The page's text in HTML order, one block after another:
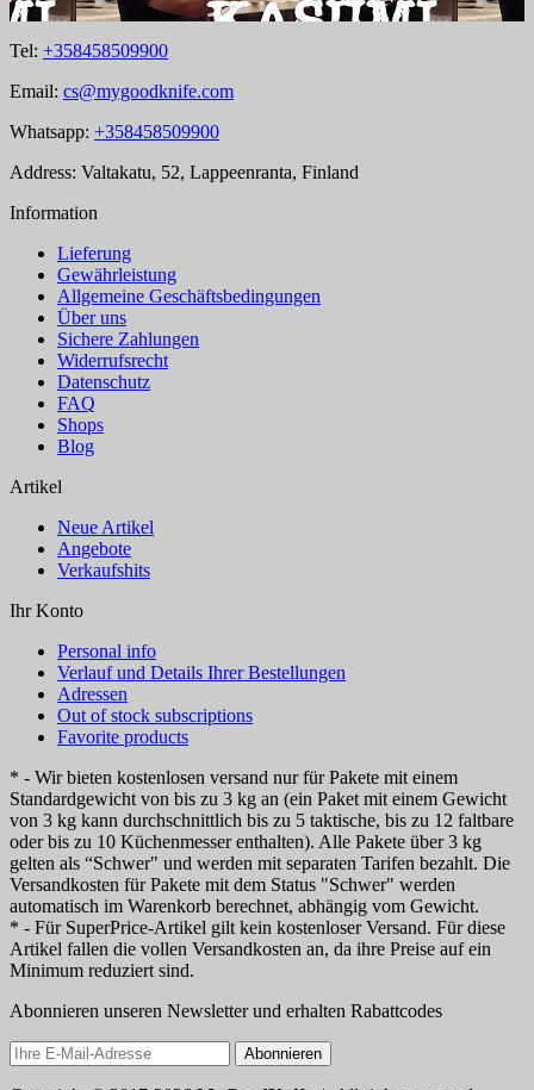
Tel: +358458509900
Email: cs@mygoodknife.com
Whatsapp: +358458509900
Address: Valtakatu, 52, Lappeenranta, Finland
Information
Lieferung
Gewährleistung
Allgemeine Geschäftsbedingungen
Über uns
Sichere Zahlungen
Widerrufsrecht
Datenschutz
FAQ
Shops
Blog
Artikel
Neue Artikel
Angebote
Verkaufshits
Ihr Konto
Personal info
Verlauf und Details Ihrer Bestellungen
Adressen
Out of stock subscriptions
Favorite products
* - Wir bieten kostenlosen versand nur für Pakete mit einem
Standardgewicht von bis zu 3 kg an (ein Paket mit einem Gewicht
von 3 kg kann durchschnittlich bis zu 5 taktische, bis zu 12 faltbare
oder bis zu 10 Küchenmesser enthalten). Alle Pakete über 3 kg
gelten als “Schwer" und werden mit separaten Tarifen bezahlt. Die
Versandkosten für Pakete mit dem Status "Schwer" werden
automatisch im Warenkorb berechnet, abhängig vom Gewicht.
* - Für SuperPrice-Artikel gilt kein kostenloser Versand. Für diese
Artikel fallen die vollen Versandkosten an, da ihre Preise auf ein
Minimum reduziert sind.
Abonnieren unseren Newsletter und erhalten Rabattcodes
Abonnieren